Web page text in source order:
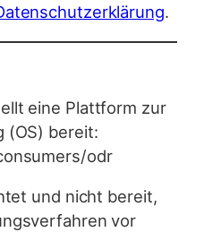
.
eine Plattform zur
(OS) bereit:
odr
und nicht bereit,
vor